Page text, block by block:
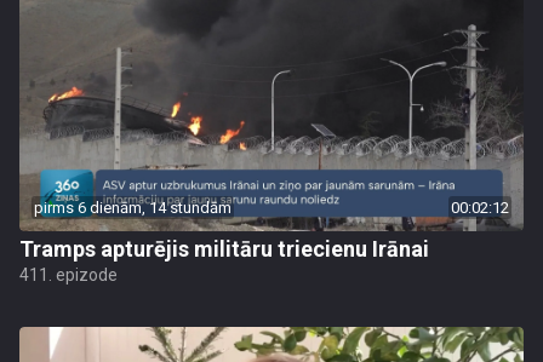
pirms 6 dienām, 14 stundām 00:02:12
Tramps apturējis militāru triecienu Irānai
411. epizode